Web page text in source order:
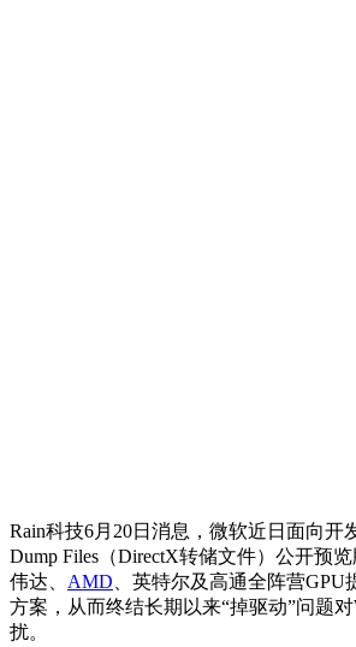
Rain科技6月20日消息，微软近日面向开
Dump Files（DirectX转储文件）公开预
伟达、 AMD 、英特尔及高通全阵营
方案，从而终结长期以来“掉驱动”问题对
扰。